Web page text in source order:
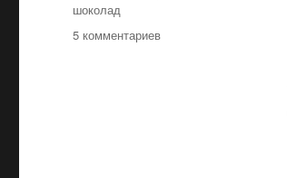
шоколад
5 комментариев